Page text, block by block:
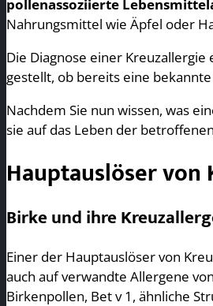
pollenassoziierte
Nahrungsmittel wie Äpfel oder
Die Diagnose einer
gestellt, ob bereits eine
Nachdem Sie nun wissen, was
sie auf das Leben der
Hauptauslöser
Birke und ihre
Einer der Hauptauslöser von
auch auf verwandte Allergene
Birkenpollen, Bet v 1, ähnliche